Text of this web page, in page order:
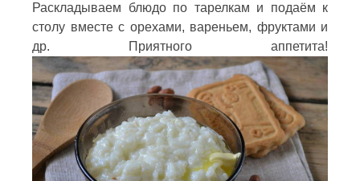
Раскладываем блюдо по тарелкам и подаём к
столу вместе с орехами, вареньем, фруктами и
др. Приятного аппетита!